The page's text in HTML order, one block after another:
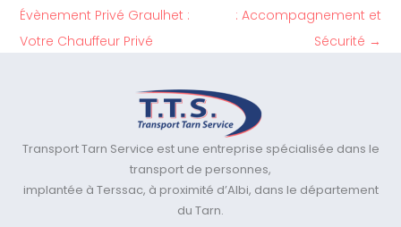
Évènement Privé Graulhet :
Votre Chauffeur Privé
: Accompagnement et
Sécurité →
Transport Tarn Service est une entreprise spécialisée dans le
transport de personnes,
implantée à Terssac, à proximité d’Albi, dans le département
du Tarn.